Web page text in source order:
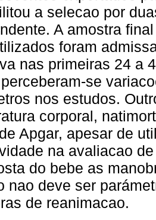
a selecao por
A amostra
foram
nas primeiras 24 a
se
nos estudos.
corporal,
Apgar, apesar de
na avaliacao
do bebe as
nao deve ser
de reanimacao.